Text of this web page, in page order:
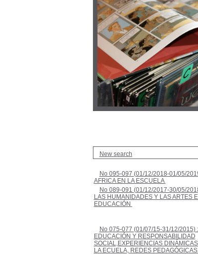
New search
No 095-097 (01/12/2018-01/05/
AFRICA EN LA ESCUELA
No 089-091 (01/12/2017-30/05/
LAS HUMANIDADES Y LAS ARTES
EDUCACIÓN
No 075-077 (01/07/15-31/12/2015) :
EDUCACIÓN Y RESPONSABILIDAD
SOCIAL,EXPERIENCIAS
LA ECUELA, REDES PEDAGÓGICAS